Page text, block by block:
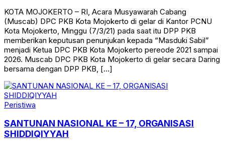
KOTA MOJOKERTO – RI, Acara Musyawarah Cabang
(Muscab) DPC PKB Kota Mojokerto di gelar di Kantor PCNU
Kota Mojokerto, Minggu (7/3/21) pada saat itu DPP PKB
memberikan keputusan penunjukan kepada “Masduki Sabil”
menjadi Ketua DPC PKB Kota Mojokerto pereode 2021 sampai
2026. Muscab DPC PKB Kota Mojokerto di gelar secara Daring
bersama dengan DPP PKB, […]
Peristiwa
SANTUNAN NASIONAL KE – 17, ORGANISASI
SHIDDIQIYYAH